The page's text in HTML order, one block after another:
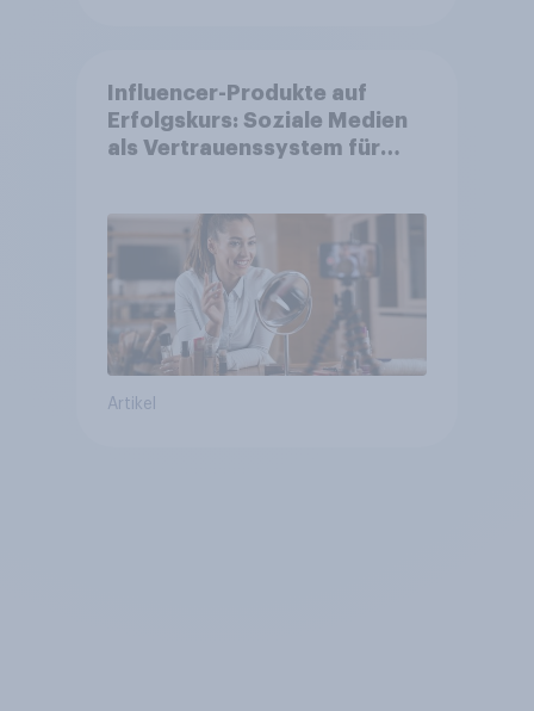
Influencer-Produkte auf
Erfolgskurs: Soziale Medien
als Vertrauenssystem für
Artikel